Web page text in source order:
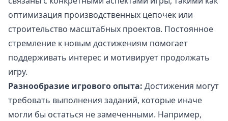
оптимизация производственных цепочек или
строительство масштабных проектов. Постоянное
стремление к новым достижениям помогает
поддерживать интерес и мотивирует продолжать
игру.
Разнообразие игрового опыта: Достижения могут
требовать выполнения заданий, которые иначе
могли бы остаться не замеченными. Например,